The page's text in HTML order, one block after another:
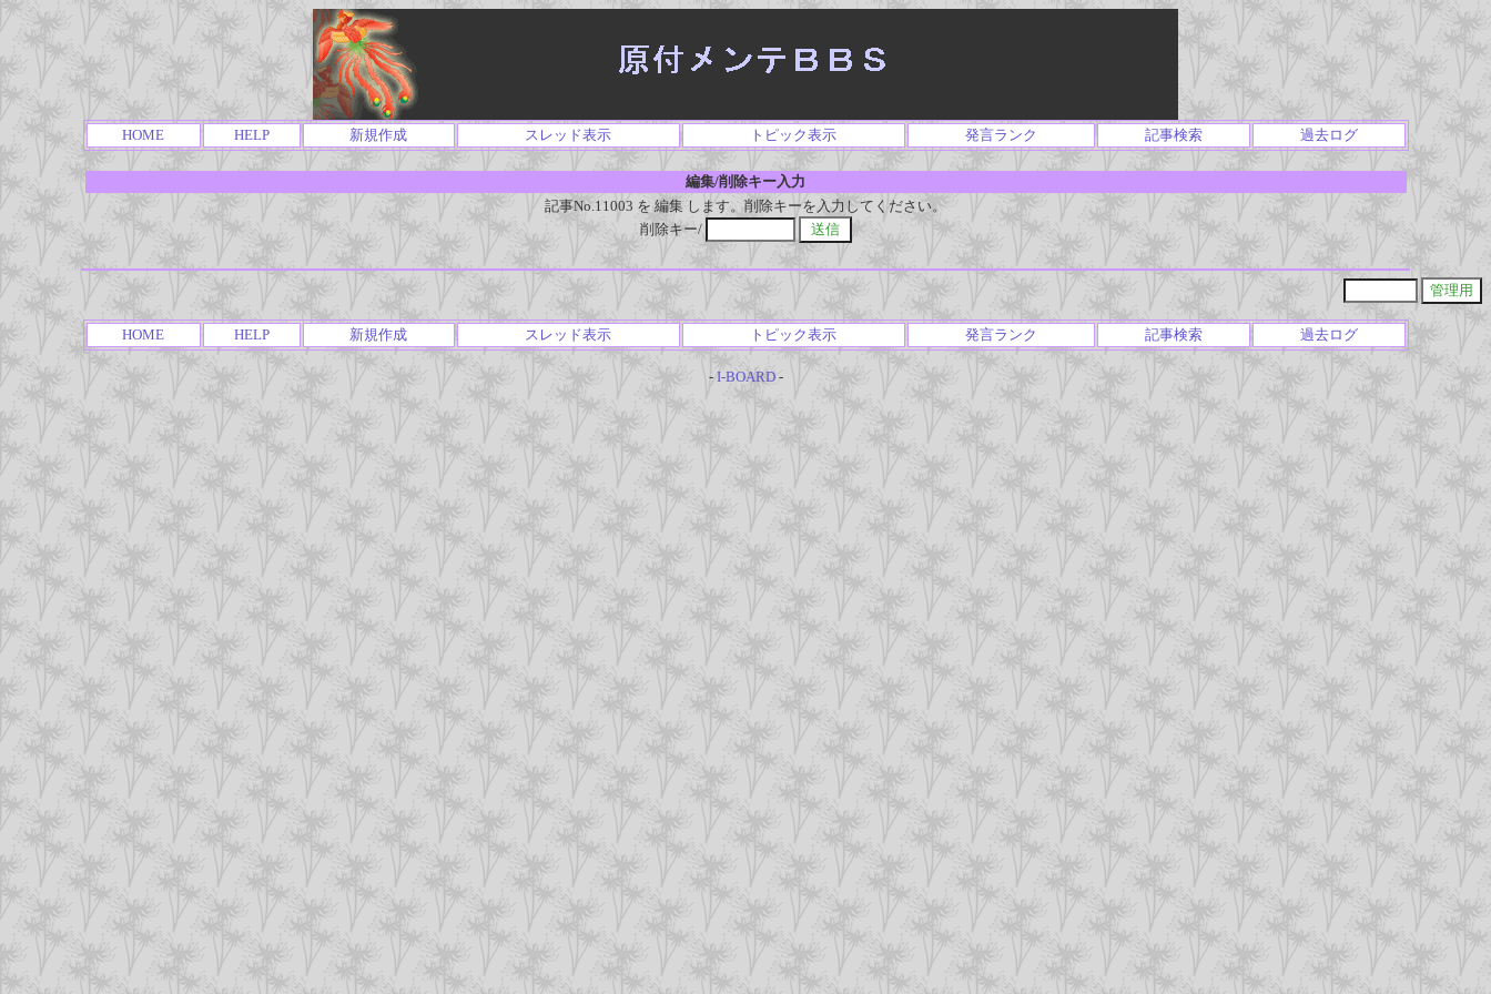
HOME HELP 新規作成 スレッド表示 トピック表示 発言ランク 記事検索 過去ログ
編集/削除キー入力
記事No.11003 を 編集 します。削除キーを入力してください。
削除キー/
HOME HELP 新規作成 スレッド表示 トピック表示 発言ランク 記事検索 過去ログ
- I-BOARD-